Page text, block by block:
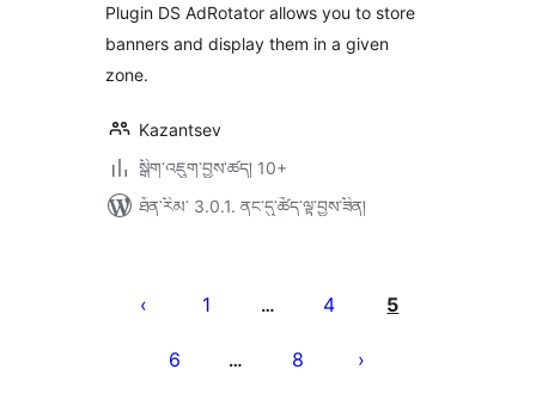
Plugin DS AdRotator allows you to store
banners and display them in a given
zone.
Kazantsev
སྒྲིག་འཇུག་བྱས་ཚད། 10+
ཐོན་རིམ་ 3.0.1. ནང་དུ་ཚོད་ལྟ་བྱས་ཟིན།
pagination
1 … 4 5
6 … 8